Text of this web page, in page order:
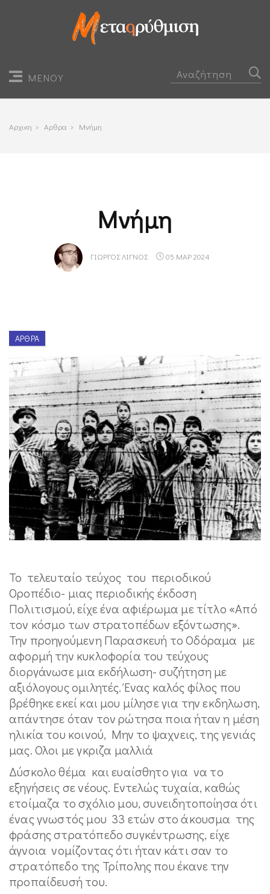
ΜΕΝΟΥ
Αρχικη > Αρθρα > Μνήμη
Μνήμη
ΓΙΏΡΓΟΣ ΛΙΓΝΌΣ 05 ΜΑΡ 2024
ΆΡΘΡΑ
Το τελευταίο τεύχος του περιοδικού
Οροπέδιο- μιας περιοδικής έκδοση
Πολιτισμού, είχε ένα αφιέρωμα με τίτλο «Από
τον κόσμο των στρατοπέδων εξόντωσης».
Την προηγούμενη Παρασκευή το Οδόραμα με
αφορμή την κυκλοφορία του τεύχους
διοργάνωσε μια εκδήλωση- συζήτηση με
αξιόλογους ομιλητές. Ένας καλός φίλος που
βρέθηκε εκεί και μου μίλησε για την εκδηλωση,
απάντησε όταν τον ρώτησα ποια ήταν η μέση
ηλικία του κοινού, Μην το ψαχνεις, της γενιάς
μας. Ολοι με γκριζα μαλλιά
Δύσκολο θέμα και ευαίσθητο για να το
εξηγήσεις σε νέους. Εντελώς τυχαία, καθώς
ετοίμαζα το σχόλιο μου, συνειδητοποίησα ότι
ένας γνωστός μου 33 ετών στο άκουσμα της
φράσης στρατόπεδο συγκέντρωσης, είχε
άγνοια νομίζοντας ότι ήταν κάτι σαν το
στρατόπεδο της Τρίπολης που έκανε την
προπαίδευσή του.